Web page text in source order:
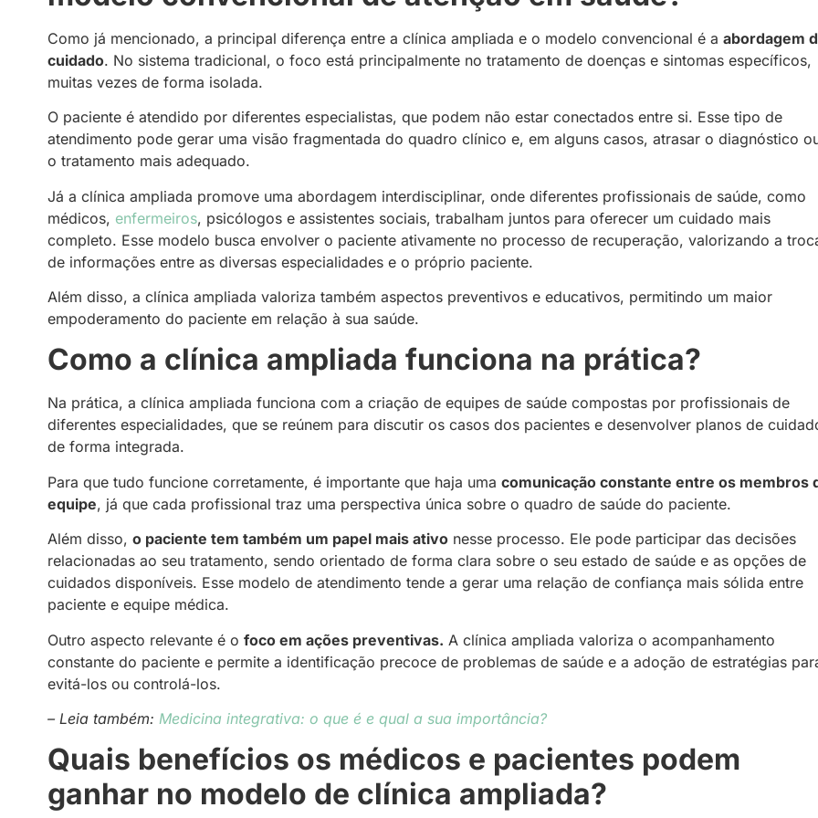
Como já mencionado, a principal diferença entre a clínica ampliada e o modelo convencional é a abordagem
cuidado. No sistema tradicional, o foco está principalmente no tratamento de doenças e sintomas específicos,
muitas vezes de forma isolada.
O paciente é atendido por diferentes especialistas, que podem não estar conectados entre si. Esse tipo de
atendimento pode gerar uma visão fragmentada do quadro clínico e, em alguns casos, atrasar o diagnóstico
o tratamento mais adequado.
Já a clínica ampliada promove uma abordagem interdisciplinar, onde diferentes profissionais de saúde, como
médicos, enfermeiros, psicólogos e assistentes sociais, trabalham juntos para oferecer um cuidado mais
completo. Esse modelo busca envolver o paciente ativamente no processo de recuperação, valorizando a
de informações entre as diversas especialidades e o próprio paciente.
Além disso, a clínica ampliada valoriza também aspectos preventivos e educativos, permitindo um maior
empoderamento do paciente em relação à sua saúde.
Como a clínica ampliada funciona na prática?
Na prática, a clínica ampliada funciona com a criação de equipes de saúde compostas por profissionais de
diferentes especialidades, que se reúnem para discutir os casos dos pacientes e desenvolver planos de
de forma integrada.
Para que tudo funcione corretamente, é importante que haja uma comunicação constante entre os membros
equipe, já que cada profissional traz uma perspectiva única sobre o quadro de saúde do paciente.
Além disso, o paciente tem também um papel mais ativo nesse processo. Ele pode participar das decisões
relacionadas ao seu tratamento, sendo orientado de forma clara sobre o seu estado de saúde e as opções de
cuidados disponíveis. Esse modelo de atendimento tende a gerar uma relação de confiança mais sólida entre
paciente e equipe médica.
Outro aspecto relevante é o foco em ações preventivas. A clínica ampliada valoriza o acompanhamento
constante do paciente e permite a identificação precoce de problemas de saúde e a adoção de estratégias
evitá-los ou controlá-los.
– Leia também: Medicina integrativa: o que é e qual a sua importância?
Quais benefícios os médicos e pacientes podem
ganhar no modelo de clínica ampliada?